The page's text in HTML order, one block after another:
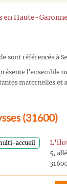
en Haute-Garonne
sont référencés à
l'ensemble
maternelles et
(31600)
accueil
5,